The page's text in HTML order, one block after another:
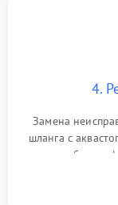
4.
Замена
шланга с
патрубках и
управления,